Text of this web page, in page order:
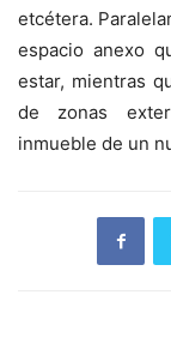
etcétera.
espacio anexo
estar, mientras
de zonas
inmueble de un